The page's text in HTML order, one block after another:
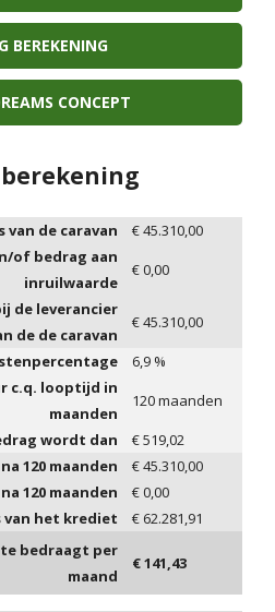
BEREKENING
CONCEPT
de caravan €45.310,00
of bedrag aan
inruilwaarde
€0,00
de leverancier
de de caravan
€45.310,00
6,9 %
c.q. looptijd in
maanden
120maanden
wordt dan
€519,02
120 maanden €45.310,00
120 maanden €0,00
het krediet
€ 62.281,91
bedraagt per
maand
€141,43